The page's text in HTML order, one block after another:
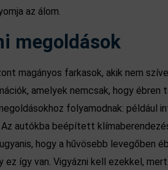
az álom.
megoldások
magányos farkasok, akik nem
amelyek nemcsak, hogy
folyamodnak: például
autókba beépített
hogy a hűvösebb levegőben
ez így van. Vigyázni kell ezekkel,